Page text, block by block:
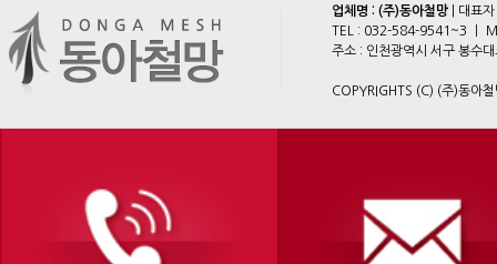
업체명 : (주)동아철망 | 대표
TEL : 032-584-9541~3 ㅣ
주소 : 인천광역시 서구 봉
COPYRIGHTS (C) (주)동아